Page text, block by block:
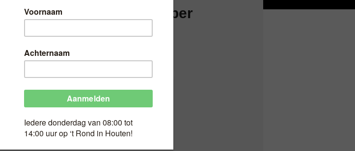
Speculaasbrokken en super
Geldig op Wk 48